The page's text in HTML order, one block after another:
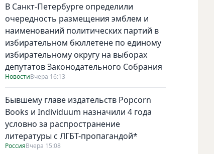
В Санкт-Петербурге определили
очередность размещения эмблем и
наименований политических партий в
избирательном бюллетене по единому
избирательному округу на выборах
депутатов Законодательного Собрания
НовостиВчера 16:13
Бывшему главе издательств Popcorn
Books и Individuum назначили 4 года
условно за распространение
литературы с ЛГБТ-пропагандой*
РоссияВчера 15:08